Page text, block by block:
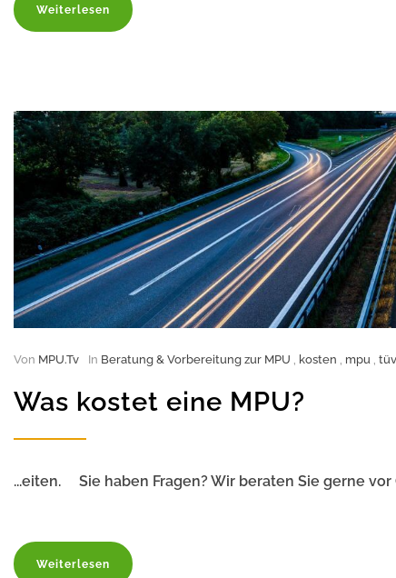
Weiterlesen
Von MPU.Tv In Beratung & Vorbereitung zur MPU kosten mpu tüv
Was kostet eine MPU?
...eiten. Sie haben Fragen? Wir beraten Sie gerne
Weiterlesen